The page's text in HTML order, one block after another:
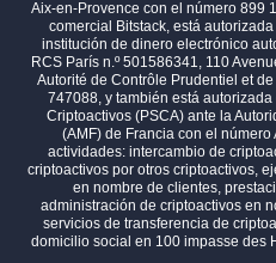
Aix-en-Provence con el número 899
comercial Bitstack, está
institución de dinero electrónico
RCS París n.º 501586341, 110
Autorité de Contrôle Prudentiel et
747088, y también está
Criptoactivos (PSCA) ante la
(AMF) de Francia con el
actividades: intercambio de
criptoactivos por otros criptoactivos,
en nombre de clientes,
administración de criptoactivos en
servicios de transferencia de
domicilio social en 100 impasse des